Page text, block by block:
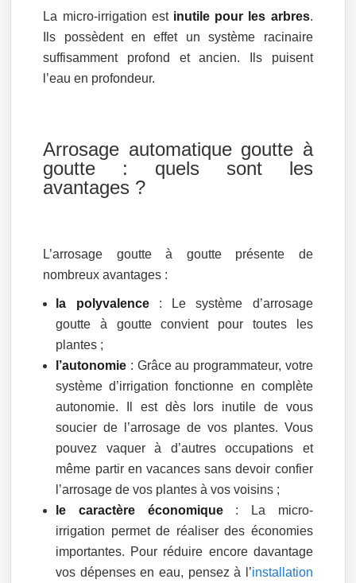
La micro-irrigation est inutile pour les arbres.
Ils possèdent en effet un système racinaire
suffisamment profond et ancien. Ils puisent
l’eau en profondeur.
Arrosage automatique goutte à
goutte : quels sont les
avantages ?
L’arrosage goutte à goutte présente de
nombreux avantages :
la polyvalence: Le système d’arrosage
goutte à goutte convient pour toutes les
plantes ;
l’autonomie : Grâce au programmateur, votre
système d’irrigation fonctionne en complète
autonomie. Il est dès lors inutile de vous
soucier de l’arrosage de vos plantes. Vous
pouvez vaquer à d’autres occupations et
même partir en vacances sans devoir confier
l’arrosage de vos plantes à vos voisins ;
le caractère économique: La micro-
irrigation permet de réaliser des économies
importantes. Pour réduire encore davantage
vos dépenses en eau, pensez à l’installation